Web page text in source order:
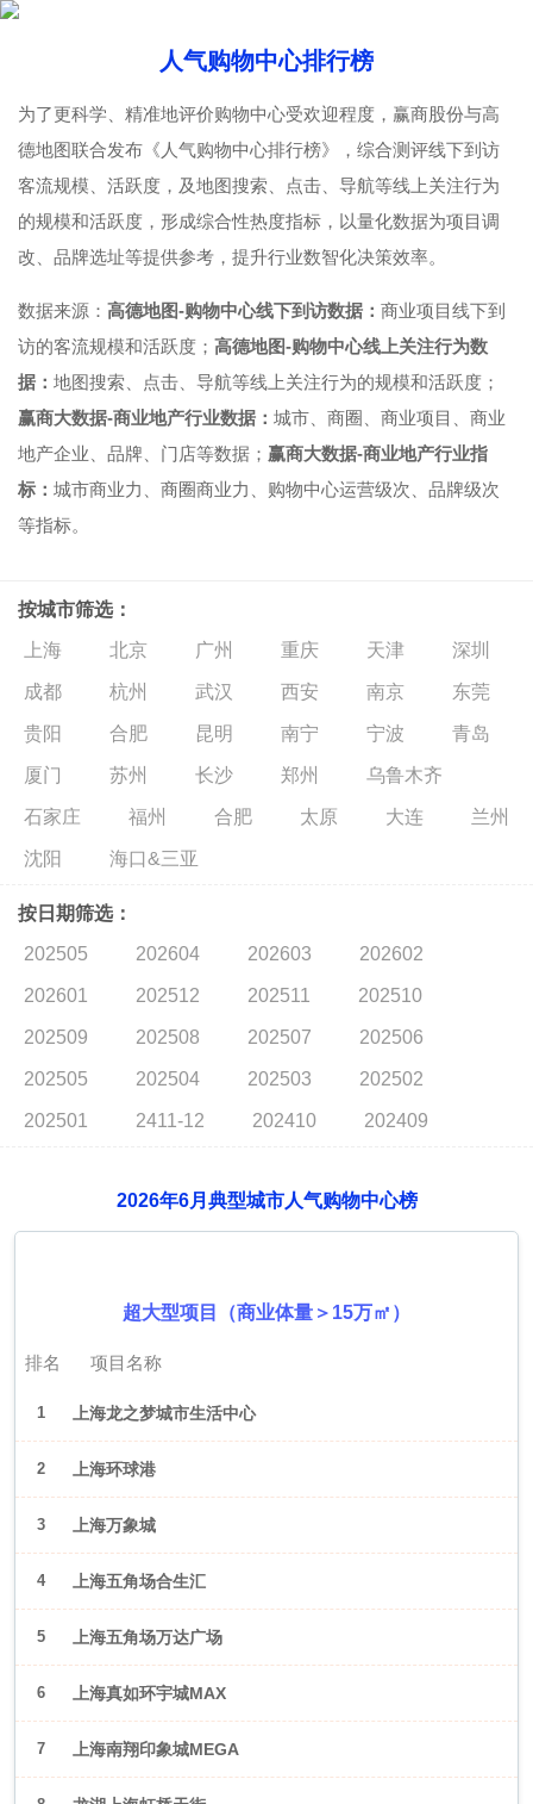
人气购物中心排行榜
为了更科学、精准地评价购物中心受欢迎程度，赢商股份与高
德地图联合发布《人气购物中心排行榜》，综合测评线下到访
客流规模、活跃度，及地图搜索、点击、导航等线上关注行为
的规模和活跃度，形成综合性热度指标，以量化数据为项目调
改、品牌选址等提供参考，提升行业数智化决策效率。
数据来源： 高德地图-购物中心线下到访数据： 商业项目线下到
访的客流规模和活跃度； 高德地图-购物中心线上关注行为数
据： 地图搜索、点击、导航等线上关注行为的规模和活跃度；
赢商大数据-商业地产行业数据： 城市、商圈、商业项目、商业
地产企业、品牌、门店等数据； 赢商大数据-商业地产行业指
标： 城市商业力、商圈商业力、购物中心运营级次、品牌级次
等指标。
按城市筛选：
上海
北京 广州 重庆 天津 深圳
成都 杭州 武汉 西安 南京 东莞
贵阳 合肥 昆明 南宁 宁波 青岛
厦门 苏州 长沙 郑州 乌鲁木齐
石家庄 福州 合肥 太原 大连 兰州
沈阳 海口&三亚
按日期筛选：
202505
202604 202603 202602
202601 202512 202511 202510
202509 202508 202507 202506
202505 202504 202503 202502
202501 2411-12 202410 202409
2026年6月典型城市人气购物中心榜
超大型项目（商业体量＞15万㎡）
排名 项目名称
1 上海龙之梦城市生活中心
2 上海环球港
3 上海万象城
4 上海五角场合生汇
5 上海五角场万达广场
6 上海真如环宇城MAX
7 上海南翔印象城MEGA